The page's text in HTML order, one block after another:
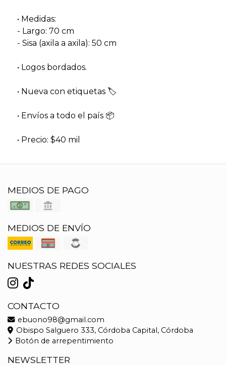
• Medidas:
- Largo: 70 cm
- Sisa (axila a axila): 50 cm
• Logos bordados.
• Nueva con etiquetas 🏷
• Envíos a todo el país 📦
• Precio: $40 mil
MEDIOS DE PAGO
MEDIOS DE ENVÍO
NUESTRAS REDES SOCIALES
CONTACTO
ebuono98@gmail.com
Obispo Salguero 333, Córdoba Capital, Córdoba
Botón de arrepentimiento
NEWSLETTER